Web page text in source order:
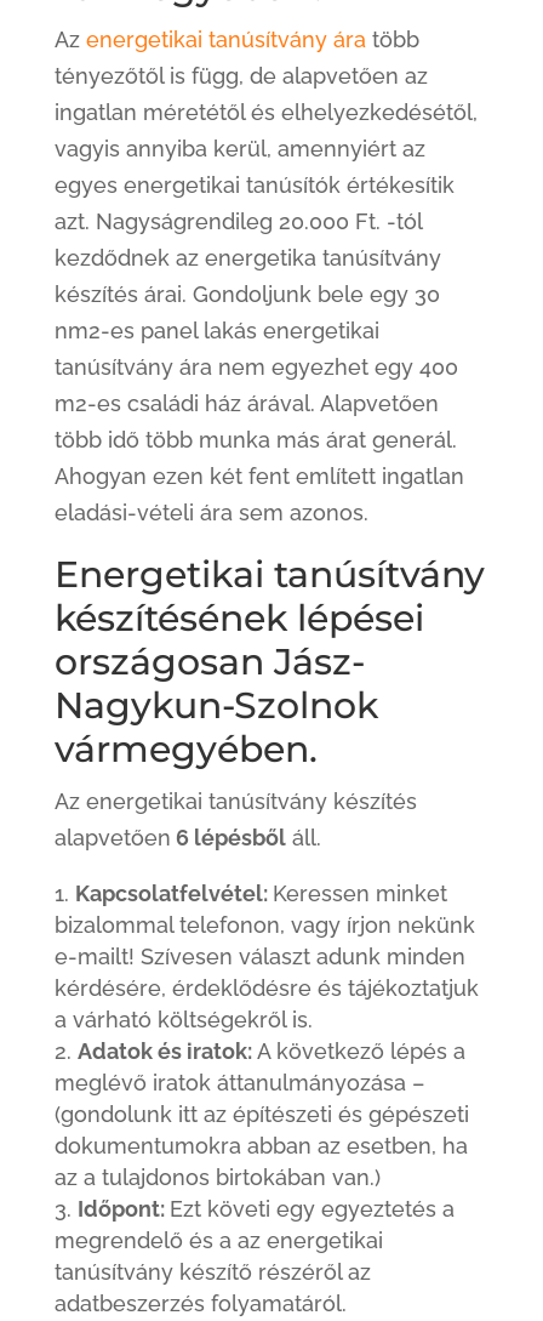
Az energetikai tanúsítvány ára több
tényezőtől is függ, de alapvetően az
ingatlan méretétől és elhelyezkedésétől,
vagyis annyiba kerül, amennyiért az
egyes energetikai tanúsítók értékesítik
azt. Nagyságrendileg 20.000 Ft. -tól
kezdődnek az energetika tanúsítvány
készítés árai. Gondoljunk bele egy 30
nm2-es panel lakás energetikai
tanúsítvány ára nem egyezhet egy 400
m2-es családi ház árával. Alapvetően
több idő több munka más árat generál.
Ahogyan ezen két fent említett ingatlan
eladási-vételi ára sem azonos.
Energetikai tanúsítvány
készítésének lépései
országosan Jász-
Nagykun-Szolnok
vármegyében.
Az energetikai tanúsítvány készítés
alapvetően 6 lépésbőláll.
Kapcsolatfelvétel: Keressen minket
bizalommal telefonon, vagy írjon nekünk
e-mailt! Szívesen választ adunk minden
kérdésére, érdeklődésre és tájékoztatjuk
a várható költségekről is.
Adatok és iratok:A következő lépés a
meglévő iratok áttanulmányozása –
(gondolunk itt az építészeti és gépészeti
dokumentumokra abban az esetben, ha
az a tulajdonos birtokában van.)
Időpont: Ezt követi egy egyeztetés a
megrendelő és a az energetikai
tanúsítvány készítő részéről az
adatbeszerzés folyamatáról.